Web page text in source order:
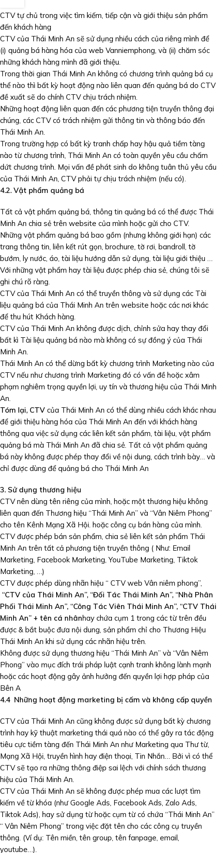
CTV tự chủ trong việc tìm kiếm, tiếp cận và giới thiệu sản phẩm
đến khách hàng
CTV của Thái Minh An sẽ sử dụng nhiều cách của riêng mình để
(i) quảng bá hàng hóa của web Vanniemphong, và (ii) chăm sóc
những khách hàng mình đã giới thiệu.
Trong thời gian Thái Minh An không có chương trình quảng bá cụ
thể nào thì bất kỳ hoạt động nào liên quan đến quảng bá do CTV
đề xuất sẽ do chính CTV chịu trách nhiệm.
Những hoạt động liên quan đến các phương tiện truyền thông đại
chúng, các CTV có trách nhiệm gửi thông tin và thông báo đến
Thái Minh An.
Trong trường hợp có bất kỳ tranh chấp hay hậu quả tiềm tàng
nào từ chương trình, Thái Minh An có toàn quyền yêu cầu chấm
dứt chương trình. Mọi vấn đề phát sinh do không tuân thủ yêu cầu
của Thái Minh An, CTV phải tự chịu trách nhiệm (nếu có).
4.2. Vật phẩm quảng bá
Tất cả vật phẩm quảng bá, thông tin quảng bá có thể được Thái
Minh An chia sẻ trên website của mình hoặc gửi cho CTV.
Những vật phẩm quảng bá bao gồm (nhưng không giới hạn) các
trang thông tin, liên kết rút gọn, brochure, tờ rơi, bandroll, tờ
bướm, ly nước, áo, tài liệu hướng dẫn sử dụng, tài liệu giới thiệu …
Với những vật phẩm hay tài liệu được phép chia sẻ, chúng tôi sẽ
ghi chú rõ ràng.
CTV của Thái Minh An có thể truyền thông và sử dụng các Tài
liệu quảng bá của Thái Minh An trên website hoặc các nơi khác
để thu hút Khách hàng.
CTV của Thái Minh An không được dịch, chỉnh sửa hay thay đổi
bất kì Tài liệu quảng bá nào mà không có sự đồng ý của Thái
Minh An.
Thái Minh An có thể dừng bất kỳ chương trình Marketing nào của
CTV nếu như chương trình Marketing đó có vấn đề hoặc xâm
phạm nghiêm trọng quyền lợi, uy tín và thương hiệu của Thái Minh
An.
Tóm lại, CTV của Thái Minh An có thể dùng nhiều cách khác nhau
để giới thiệu hàng hóa của Thái Minh An đến với khách hàng
thông qua việc sử dụng các liên kết sản phẩm, tài liệu, vật phẩm
quảng bá mà Thái Minh An đã chia sẻ. Tất cả vật phẩm quảng
bá này không được phép thay đổi về nội dung, cách trình bày… và
chỉ được dùng để quảng bá cho Thái Minh An
3. Sử dụng thương hiệu
CTV nên dùng tên riêng của mình, hoặc một thương hiệu không
liên quan đến Thương hiệu “Thái Minh An” và “Vân Niêm Phong”
cho tên Kênh Mạng Xã Hội. hoặc công cụ bán hàng của mình.
CTV được phép bán sản phẩm, chia sẻ liên kết sản phẩm Thái
Minh An trên tất cả phương tiện truyền thông ( Như: Email
Marketing, Facebook Marketing, YouTube Marketing, Tiktok
Marketing, …)
CTV được phép dùng nhãn hiệu “ CTV web Vân niêm phong”,
“CTV của Thái Minh An”, “Đối Tác Thái Minh An”, “Nhà Phân
Phối Thái Minh An”, “Công Tác Viên Thái Minh An”, “CTV Thái
Minh An” + tên cá nhânhay chứa cụm 1 trong các từ trên đều
được & bắt buộc đưa nội dung, sản phẩm chỉ cho Thương Hiệu
Thái Minh An khi sử dụng các nhãn hiệu trên.
Không được sử dụng thương hiệu “Thái Minh An” và “Vân Niêm
Phong” vào mục đích trái pháp luật cạnh tranh không lành mạnh
hoặc các hoạt động gây ảnh hưởng đến quyền lợi hợp pháp của
Bên A
4.4 Những hoạt động marketing bị cấm và không cấp quyền
CTV của Thái Minh An cũng không được sử dụng bất kỳ chương
trình hay kỹ thuật marketing thái quá nào có thể gây ra tác động
tiêu cực tiềm tàng đến Thái Minh An như Marketing qua Thư từ,
Mạng Xã Hội, truyền hình hay điện thoại, Tin Nhắn… Bởi vì có thể
CTV sẽ tạo ra những thông điệp sai lệch với chính sách thương
hiệu của Thái Minh An.
CTV của Thái Minh An sẽ không được phép mua các lượt tìm
kiếm về từ khóa (như Google Ads, Facebook Ads, Zalo Ads,
Tiktok Ads), hay sử dụng từ hoặc cụm từ có chứa “Thái Minh An”
“ Vân Niêm Phong” trong việc đặt tên cho các công cụ truyền
thông. (Ví dụ: Tên miền, tên group, tên fanpage, email,
youtube…).